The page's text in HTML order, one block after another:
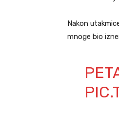
Nakon
mnoge bio